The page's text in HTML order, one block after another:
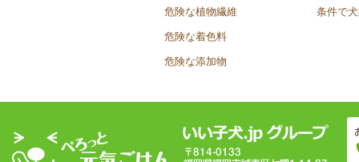
危険な植物繊維
危険な着色料
危険な添加物
条件で